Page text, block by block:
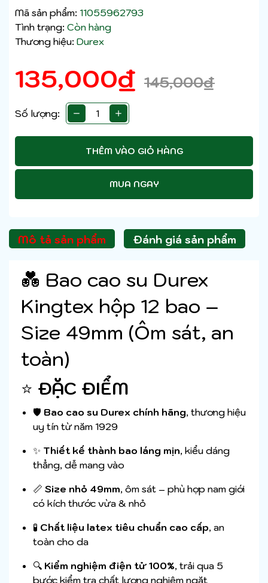
Mã sản phẩm: 11055962793
Tình trạng: Còn hàng
Thương hiệu: Durex
135,000₫ 145,000₫
Số lượng:
THÊM VÀO GIỎ HÀNG
MUA NGAY
Mô tả sản phẩm Đánh giá sản phẩm
💑 Bao cao su Durex
Kingtex hộp 12 bao –
Size 49mm (Ôm sát, an
toàn)
⭐ ĐẶC ĐIỂM
🛡️ Bao cao su Durex chính hãng, thương hiệu
uy tín từ năm 1929
✨ Thiết kế thành bao láng mịn, kiểu dáng
thẳng, dễ mang vào
📏 Size nhỏ 49mm, ôm sát – phù hợp nam giới
có kích thước vừa & nhỏ
🧪 Chất liệu latex tiêu chuẩn cao cấp, an
toàn cho da
🔍 Kiểm nghiệm điện tử 100%, trải qua 5
bước kiểm tra chất lượng nghiêm ngặt